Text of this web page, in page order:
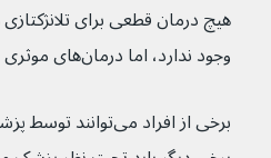
وجود ندارد، اما درمان‌های موثری وجود دارد.
برخی از افراد